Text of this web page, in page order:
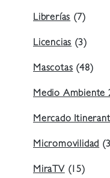
Librerías(7)
Licencias(3)
Mascotas(48)
Medio Ambiente
Mercado
Micromovilidad
MiraTV(15)